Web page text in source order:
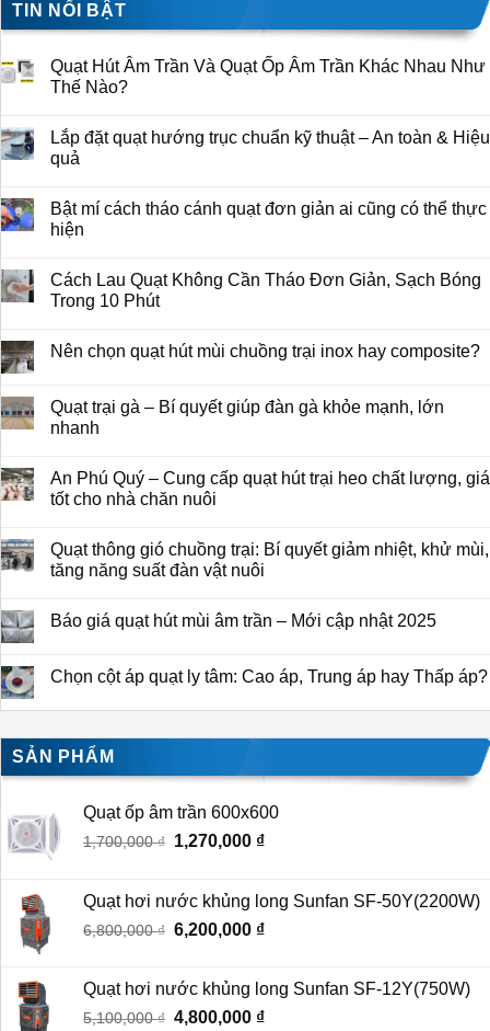
TIN NỔI BẬT
Quạt Hút Âm Trần Và Quạt Ốp Âm Trần Khác Nhau Như
Thế Nào?
Lắp đặt quạt hướng trục chuẩn kỹ thuật – An toàn & Hiệu
quả
Bật mí cách tháo cánh quạt đơn giản ai cũng có thể thực
hiện
Cách Lau Quạt Không Cần Tháo Đơn Giản, Sạch Bóng
Trong 10 Phút
Nên chọn quạt hút mùi chuồng trại inox hay composite?
Quạt trại gà – Bí quyết giúp đàn gà khỏe mạnh, lớn
nhanh
An Phú Quý – Cung cấp quạt hút trại heo chất lượng, giá
tốt cho nhà chăn nuôi
Quạt thông gió chuồng trại: Bí quyết giảm nhiệt, khử mùi,
tăng năng suất đàn vật nuôi
Báo giá quạt hút mùi âm trần – Mới cập nhật 2025
Chọn cột áp quạt ly tâm: Cao áp, Trung áp hay Thấp áp?
SẢN PHẨM
Quạt ốp âm trần 600x600
1,700,000₫ Giá
1,700,000 ₫.
1,270,000 ₫Giá
là:
1,270,000 ₫.
Quạt hơi nước khủng long Sunfan SF-50Y(2200W)
6,800,000₫ Giá
6,800,000 ₫.
6,200,000 ₫Giá
là:
6,200,000 ₫.
Quạt hơi nước khủng long Sunfan SF-12Y(750W)
5,100,000₫ Giá
4,800,000 ₫Giá